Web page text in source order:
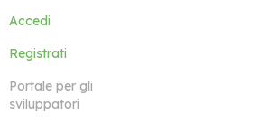
Accedi
Registrati
Portale per gli
sviluppatori